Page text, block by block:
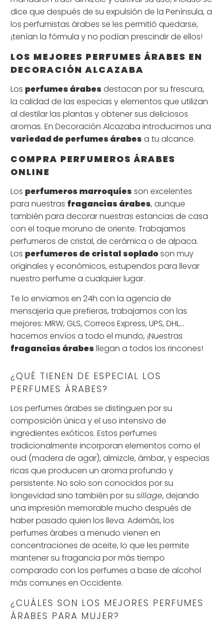
dice que después de su expulsión de la Península, a
los perfumistas árabes se les permitió quedarse,
¡tenían la fórmula y no podían prescindir de ellos!
LOS MEJORES PERFUMES ÁRABES EN
DECORACIÓN ALCAZABA
Los perfumes árabes destacan por su frescura,
la calidad de las especias y elementos que utilizan
al destilar las plantas y obtener sus deliciosos
aromas. En Decoración Alcazaba introducimos una
variedad de perfumes árabes a tu alcance.
COMPRA PERFUMEROS ÁRABES
ONLINE
Los perfumeros marroquíes son excelentes
para nuestras fragancias árabes, aunque
también para decorar nuestras estancias de casa
con el toque moruno de oriente. Trabajamos
perfumeros de cristal, de cerámica o de alpaca.
Los perfumeros de cristalsopladoson muy
originales y económicos, estupendos para llevar
nuestro perfume a cualquier lugar.
Te lo enviamos en 24h con la agencia de
mensajería que prefieras, trabajamos con las
mejores: MRW, GLS, Correos Express, UPS, DHL...
hacemos envíos a todo el mundo, ¡Nuestras
fragancias árabes llegan a todos los rincones!
¿QUÉ TIENEN DE ESPECIAL LOS
PERFUMES ÁRABES?
Los perfumes árabes se distinguen por su
composición única y el uso intensivo de
ingredientes exóticos. Estos perfumes
tradicionalmente incorporan elementos como el
oud (madera de agar), almizcle, ámbar, y especias
ricas que producen un aroma profundo y
persistente. No solo son conocidos por su
longevidad sino también por susillage, dejando
una impresión memorable mucho después de
haber pasado quien los lleva. Además, los
perfumes árabes a menudo vienen en
concentraciones de aceite, lo que les permite
mantener su fragancia por más tiempo
comparado con los perfumes a base de alcohol
más comunes en Occidente.
¿CUÁLES SON LOS MEJORES PERFUMES
ÁRABES PARA MUJER?